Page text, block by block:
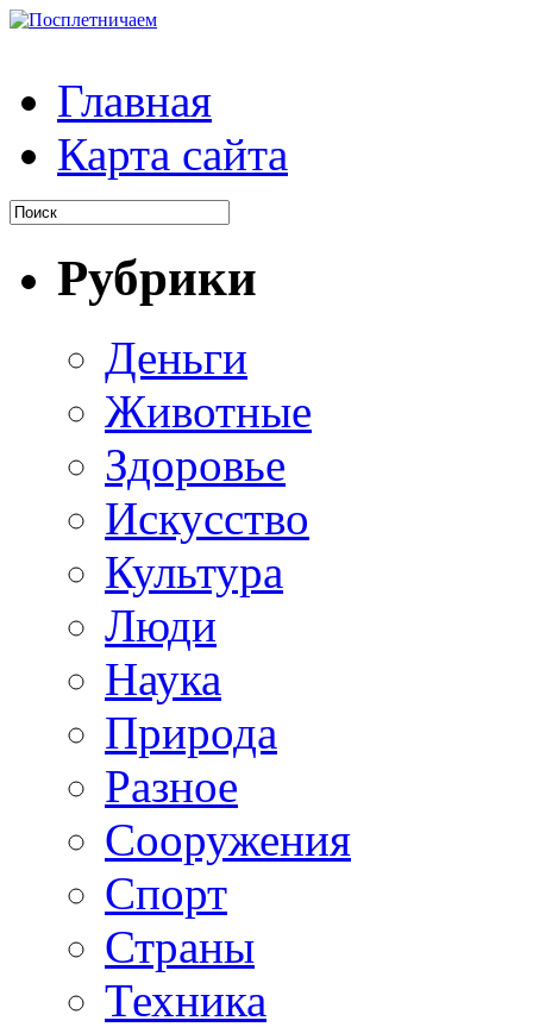
Главная
Карта сайта
Рубрики
Деньги
Животные
Здоровье
Искусство
Культура
Люди
Наука
Природа
Разное
Сооружения
Спорт
Страны
Техника